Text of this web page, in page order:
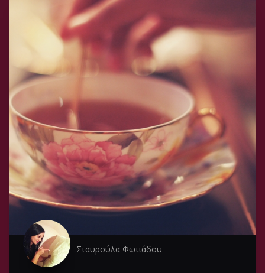
Σταυρούλα Φωτιάδου